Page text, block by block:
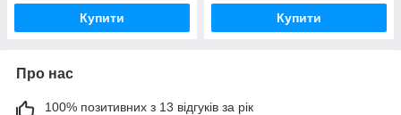
Купити Купити
Про нас
100% позитивних з 13 відгуків за рік